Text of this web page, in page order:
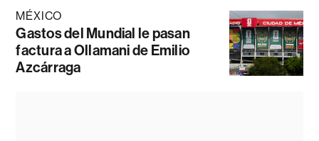
MÉXICO
Gastos del Mundial le pasan
factura a Ollamani de Emilio
Azcárraga